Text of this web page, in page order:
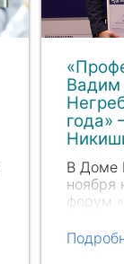
Вадим
года»
В Доме
ноября
форум